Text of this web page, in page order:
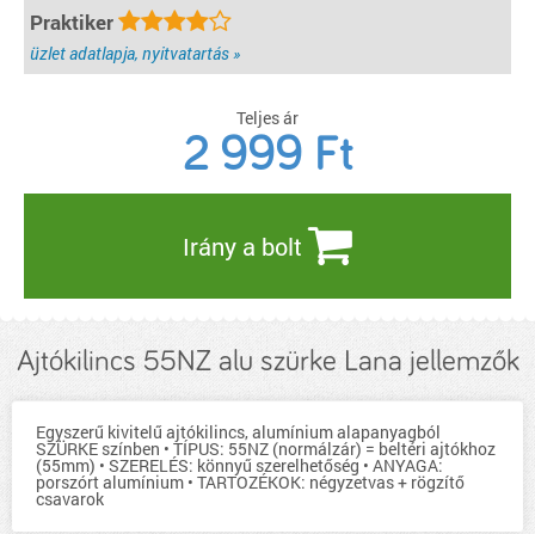
Praktiker
üzlet adatlapja, nyitvatartás »
Teljes ár
2 999 Ft
Irány a bolt
Ajtókilincs 55NZ alu szürke Lana jellemzők
Egyszerű kivitelű ajtókilincs, alumínium alapanyagból
SZÜRKE színben • TÍPUS: 55NZ (normálzár) = beltéri ajtókhoz
(55mm) • SZERELÉS: könnyű szerelhetőség • ANYAGA:
porszórt alumínium • TARTOZÉKOK: négyzetvas + rögzítő
csavarok